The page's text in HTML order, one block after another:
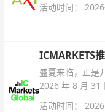
活动时间：
ICMARKETS
盛夏来临，正是
2026 年 8 月 31
活动时间：